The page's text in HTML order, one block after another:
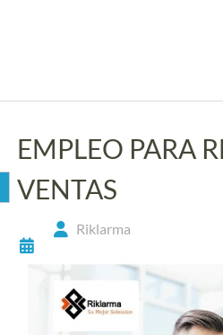
EMPLEO PARA
VENTAS
Riklarma